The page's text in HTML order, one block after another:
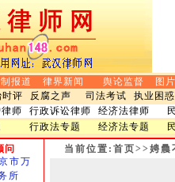
报道 律界新闻 舆论监督
图
时评 反腐之声 司法考试
执业困惑
师 行政诉讼律师 经济法律师
行政法专题 经济法专题
问
市万
所
当前位置:首页>>娉曟